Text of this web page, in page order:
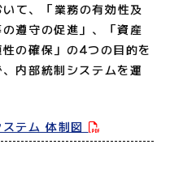
て、「業務の有効性及
遵守の促進」、「資産
の確保」の4つの目的を
内部統制システムを運
テム 体制図